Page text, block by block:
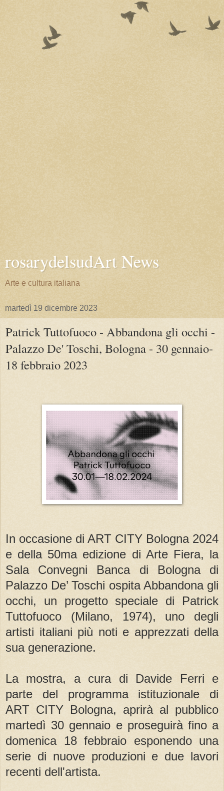
rosarydelsudArt News
Arte e cultura italiana
martedì 19 dicembre 2023
Patrick Tuttofuoco - Abbandona gli occhi -
Palazzo De' Toschi, Bologna - 30 gennaio-
18 febbraio 2023
In occasione di ART CITY Bologna 2024
e della 50ma edizione di Arte Fiera, la
Sala Convegni Banca di Bologna di
Palazzo De’ Toschi ospita Abbandona gli
occhi, un progetto speciale di Patrick
Tuttofuoco (Milano, 1974), uno degli
artisti italiani più noti e apprezzati della
sua generazione.
La mostra, a cura di Davide Ferri e
parte del programma istituzionale di
ART CITY Bologna, aprirà al pubblico
martedì 30 gennaio e proseguirà fino a
domenica 18 febbraio esponendo una
serie di nuove produzioni e due lavori
recenti dell'artista.